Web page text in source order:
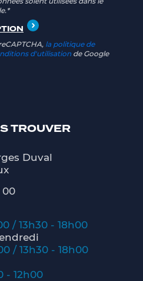
TROUVER
Duval
00
/ 13h30 - 18h00
/ 13h30 - 18h00
- 12h00
la politique de
d'utilisation de Google